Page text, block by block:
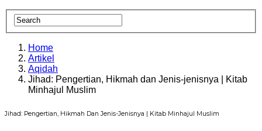
Home
Artikel
Aqidah
Jihad: Pengertian, Hikmah dan Jenis-jenisnya | Kitab
Minhajul Muslim
Jihad: Pengertian, Hikmah Dan Jenis-Jenisnya | Kitab Minhajul Muslim